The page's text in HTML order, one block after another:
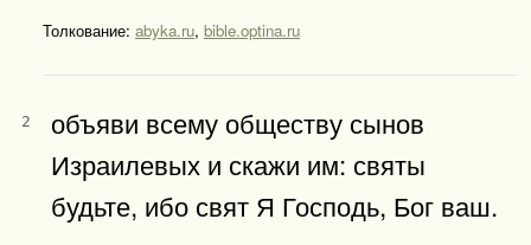
Толкование: abyka.ru, bible.optina.ru
2
объяви всему обществу сынов
Израилевых и скажи им: святы
будьте, ибо свят Я Господь, Бог ваш.